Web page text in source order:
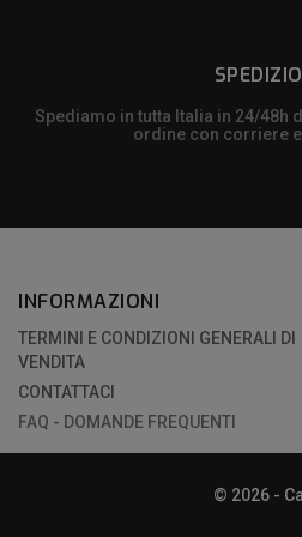
Spediamo in tutta Italia in 24/
ordine con corriere
INFORMAZIONI
TERMINI E CONDIZIONI GENERALI DI
VENDITA
CONTATTACI
FAQ - DOMANDE FREQUENTI
© 2026 -